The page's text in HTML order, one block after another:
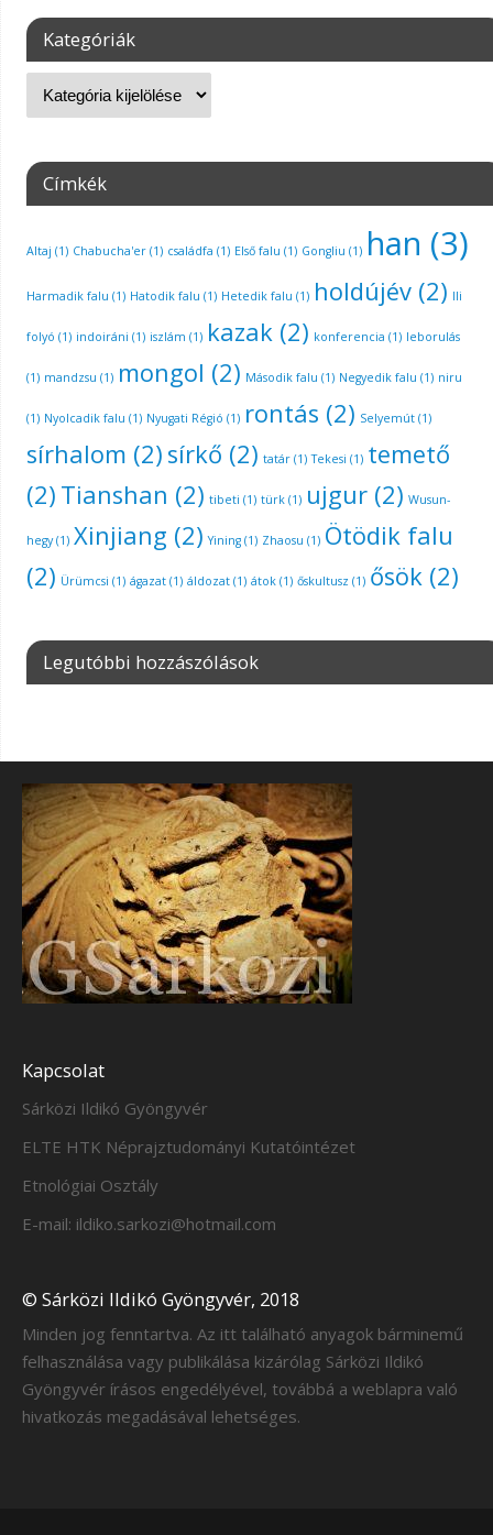
Kategóriák
Címkék
Altaj (1) Chabucha'er(1) családfa (1) Első falu (1) Gongliu (1) han (3)
Harmadik falu (1) Hatodik falu (1) Hetedik falu (1) holdújév(2) Ili
folyó (1) indoiráni (1) iszlám (1) kazak(2) konferencia (1) leborulás
(1) mandzsu (1) mongol (2) Második falu (1) Negyedik falu (1) niru
(1) Nyolcadik falu (1) Nyugati Régió (1) rontás (2) Selyemút(1)
sírhalom (2) sírkő (2) tatár(1) Tekesi (1) temető
(2) Tianshan (2) tibeti (1) türk(1) ujgur(2) Wusun-
hegy(1) Xinjiang (2) Yining(1) Zhaosu (1) Ötödik falu
(2) Ürümcsi (1) ágazat(1) áldozat(1) átok(1) őskultusz (1) ősök(2)
Legutóbbi hozzászólások
Kapcsolat
Sárközi Ildikó Gyöngyvér
ELTE HTK Néprajztudományi Kutatóintézet
Etnológiai Osztály
E-mail: ildiko.sarkozi@hotmail.com
© Sárközi Ildikó Gyöngyvér, 2018
Minden jog fenntartva. Az itt található anyagok bárminemű
felhasználása vagy publikálása kizárólag Sárközi Ildikó
Gyöngyvér írásos engedélyével, továbbá a weblapra való
hivatkozás megadásával lehetséges.